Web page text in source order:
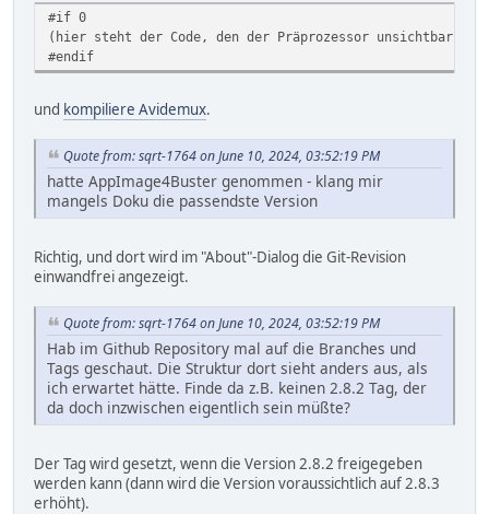
#if 0
(hier steht der Code, den der Präprozessor unsichtbar für
#endif
und kompiliere Avidemux.
Quote from: sqrt-1764 on June 10, 2024, 03:52:19 PM
hatte AppImage4Buster genommen - klang mir
mangels Doku die passendste Version
Richtig, und dort wird im "About"-Dialog die Git-Revision
einwandfrei angezeigt.
Quote from: sqrt-1764 on June 10, 2024, 03:52:19 PM
Hab im Github Repository mal auf die Branches und
Tags geschaut. Die Struktur dort sieht anders aus, als
ich erwartet hätte. Finde da z.B. keinen 2.8.2 Tag, der
da doch inzwischen eigentlich sein müßte?
Der Tag wird gesetzt, wenn die Version 2.8.2 freigegeben
werden kann (dann wird die Version voraussichtlich auf 2.8.3
erhöht).